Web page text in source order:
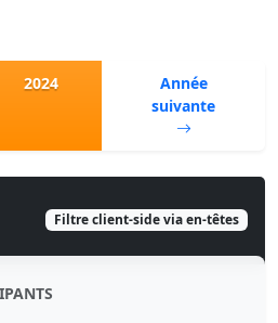
2024
Année
suivante
Filtre client-side via en-têtes